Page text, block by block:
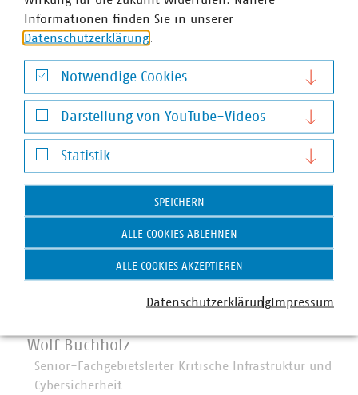
Wolf Buchholz
Senior-Fachgebietsleiter Kritische Infrastruktur und
Cybersicherheit
Informationen finden Sie in unserer
Datenschutzerklärung.
Notwendige Cookies
Notwendige Cookies
Darstellung von YouTube-Videos
Darstellung von YouTube-Videos
Statistik
Statistik
SPEICHERN
ALLE COOKIES ABLEHNEN
ALLE COOKIES AKZEPTIEREN
DatenschutzerklärungImpressum